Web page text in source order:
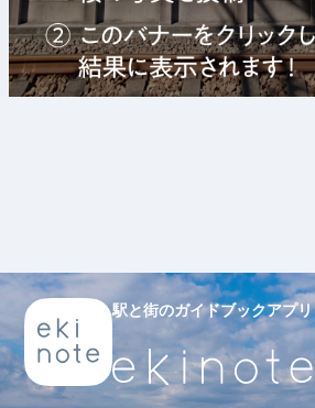
駅と街のガイドブックアプリ